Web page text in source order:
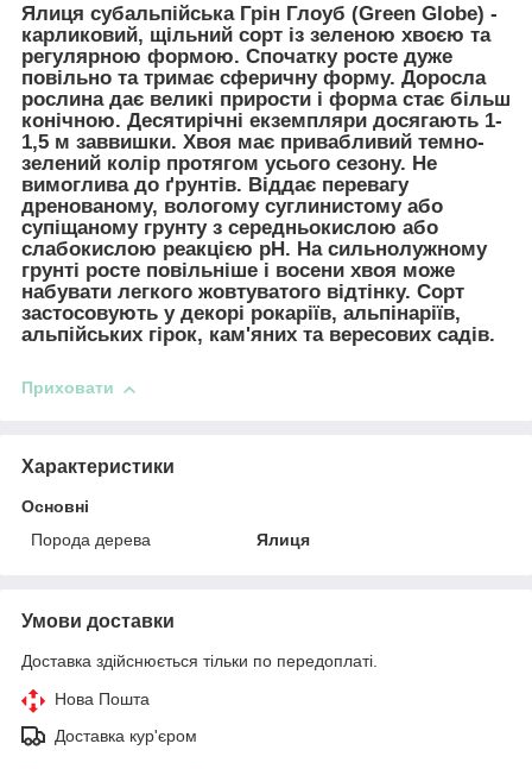
Ялиця субальпійська Грін Глоуб (Green Globe) -
карликовий, щільний сорт із зеленою хвоєю та
регулярною формою. Спочатку росте дуже
повільно та тримає сферичну форму. Доросла
рослина дає великі прирости і форма стає більш
конічною. Десятирічні екземпляри досягають 1-
1,5 м заввишки. Хвоя має привабливий темно-
зелений колір протягом усього сезону. Не
вимоглива до ґрунтів. Віддає перевагу
дренованому, вологому суглинистому або
супіщаному грунту з середньокислою або
слабокислою реакцією pH. На сильнолужному
грунті росте повільніше і восени хвоя може
набувати легкого жовтуватого відтінку. Сорт
застосовують у декорі рокаріїв, альпінаріїв,
альпійських гірок, кам'яних та вересових садів.
Приховати
Характеристики
Основні
Порода дерева
Ялиця
Умови доставки
Доставка здійснюється тільки по передоплаті.
Нова Пошта
Доставка кур'єром